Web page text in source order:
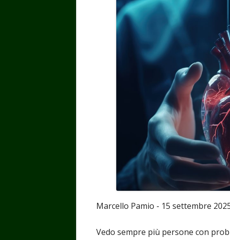
Marcello Pamio - 15 settembre
Vedo sempre più persone con